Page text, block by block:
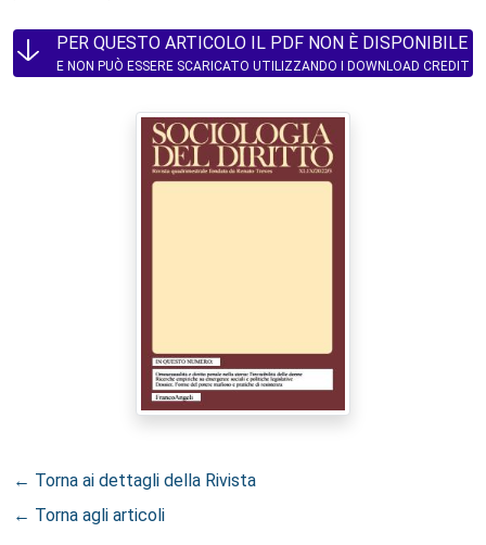
PER QUESTO ARTICOLO IL PDF NON È DISPONIBILE
E NON PUÒ ESSERE SCARICATO UTILIZZANDO I DOWNLOAD CREDIT
← Torna ai dettagli della Rivista
← Torna agli articoli